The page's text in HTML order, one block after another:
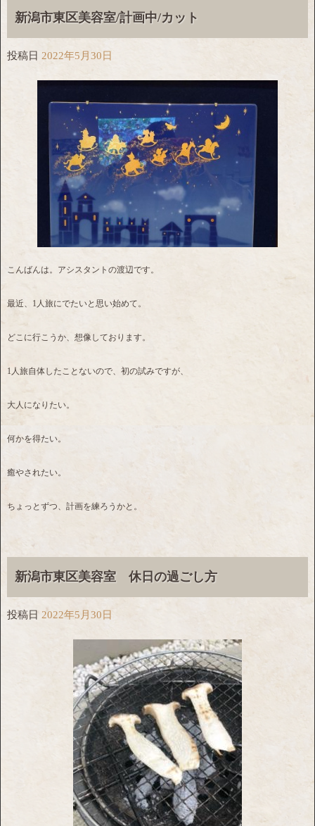
新潟市東区美容室/計画中/カット
投稿日 2022年5月30日
こんばんは。アシスタントの渡辺です。
最近、1人旅にでたいと思い始めて。
どこに行こうか、想像しております。
1人旅自体したことないので、初の試みですが、
大人になりたい。
何かを得たい。
癒やされたい。
ちょっとずつ、計画を練ろうかと。
新潟市東区美容室 休日の過ごし方
投稿日 2022年5月30日